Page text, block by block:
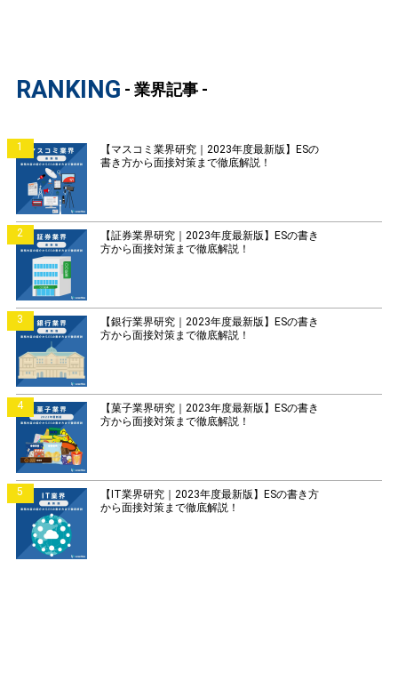
RANKING - 業界記事 -
1
【マスコミ業界研究｜2023年度最新版】ESの
書き方から面接対策まで徹底解説！
2
【証券業界研究｜2023年度最新版】ESの書き
方から面接対策まで徹底解説！
3
【銀行業界研究｜2023年度最新版】ESの書き
方から面接対策まで徹底解説！
4
【菓子業界研究｜2023年度最新版】ESの書き
方から面接対策まで徹底解説！
5
【IT業界研究｜2023年度最新版】ESの書き方
から面接対策まで徹底解説！